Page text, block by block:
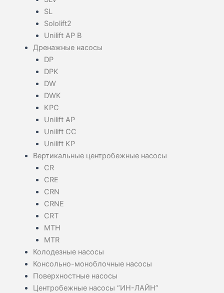
SL
Sololift2
Unilift AP B
Дренажные насосы
DP
DPK
DW
DWK
KPC
Unilift AP
Unilift CC
Unilift KP
Вертикальные центробежные насосы
CR
CRE
CRN
CRNE
CRT
MTH
MTR
Колодезные насосы
Консольно-моноблочные насосы
Поверхностные насосы
Центробежные насосы “ИН-ЛАЙН”